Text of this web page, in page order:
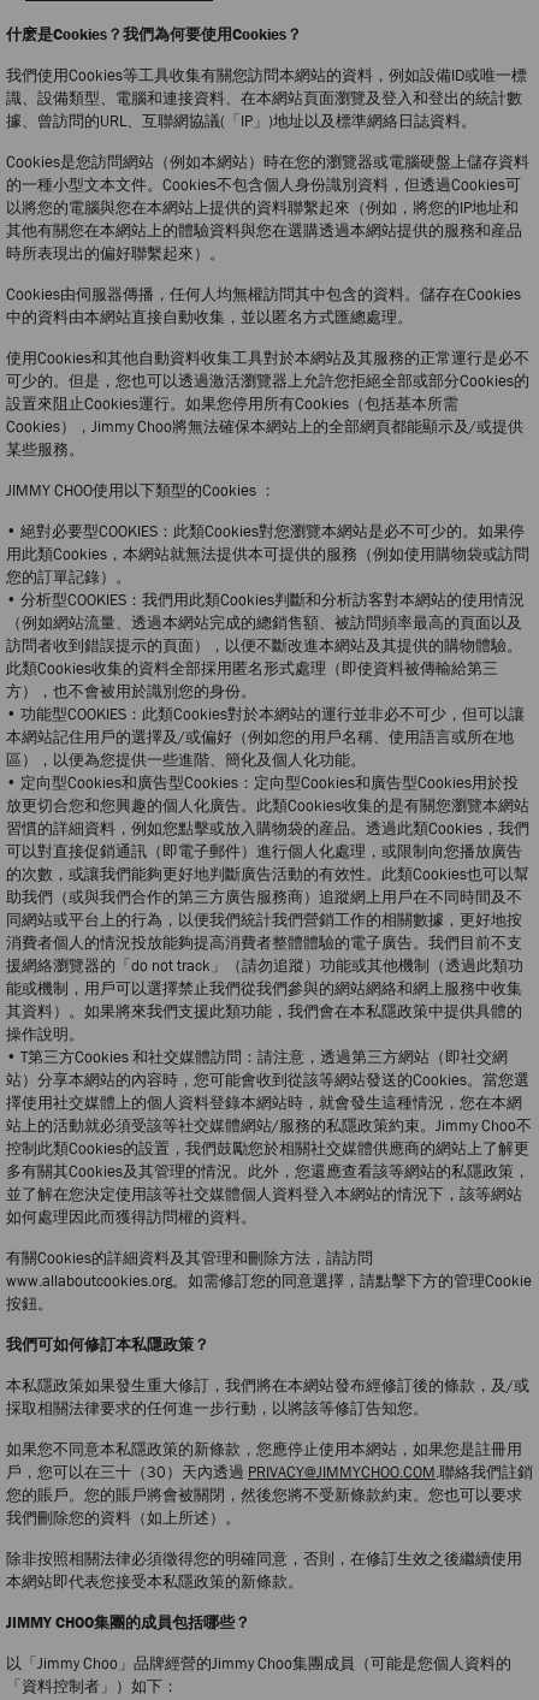
什麽是Cookies？我們為何要使用Cookies？
我們使用Cookies等工具收集有關您訪問本網站的資料，例如設備ID或唯一標
識、設備類型、電腦和連接資料、在本網站頁面瀏覽及登入和登出的統計數
據、曾訪問的URL、互聯網協議(「IP」)地址以及標準網絡日誌資料。
Cookies是您訪問網站（例如本網站）時在您的瀏覽器或電腦硬盤上儲存資料
的一種小型文本文件。Cookies不包含個人身份識別資料，但透過Cookies可
以將您的電腦與您在本網站上提供的資料聯繫起來（例如，將您的IP地址和
其他有關您在本網站上的體驗資料與您在選購透過本網站提供的服務和産品
時所表現出的偏好聯繫起來）。
Cookies由伺服器傳播，任何人均無權訪問其中包含的資料。儲存在Cookies
中的資料由本網站直接自動收集，並以匿名方式匯總處理。
使用Cookies和其他自動資料收集工具對於本網站及其服務的正常運行是必不
可少的。但是，您也可以透過激活瀏覽器上允許您拒絕全部或部分Cookies的
設置來阻止Cookies運行。如果您停用所有Cookies（包括基本所需
Cookies），Jimmy Choo將無法確保本網站上的全部網頁都能顯示及/或提供
某些服務。
JIMMY CHOO使用以下類型的Cookies ：
• 絕對必要型COOKIES：此類Cookies對您瀏覽本網站是必不可少的。如果停
用此類Cookies，本網站就無法提供本可提供的服務（例如使用購物袋或訪問
您的訂單記錄）。
• 分析型COOKIES：我們用此類Cookies判斷和分析訪客對本網站的使用情況
（例如網站流量、透過本網站完成的總銷售額、被訪問頻率最高的頁面以及
訪問者收到錯誤提示的頁面），以便不斷改進本網站及其提供的購物體驗。
此類Cookies收集的資料全部採用匿名形式處理（即使資料被傳輸給第三
方），也不會被用於識別您的身份。
• 功能型COOKIES：此類Cookies對於本網站的運行並非必不可少，但可以讓
本網站記住用戶的選擇及/或偏好（例如您的用戶名稱、使用語言或所在地
區），以便為您提供一些進階、簡化及個人化功能。
• 定向型Cookies和廣告型Cookies：定向型Cookies和廣告型Cookies用於投
放更切合您和您興趣的個人化廣告。此類Cookies收集的是有關您瀏覽本網站
習慣的詳細資料，例如您點擊或放入購物袋的産品。透過此類Cookies，我們
可以對直接促銷通訊（即電子郵件）進行個人化處理，或限制向您播放廣告
的次數，或讓我們能夠更好地判斷廣告活動的有效性。此類Cookies也可以幫
助我們（或與我們合作的第三方廣告服務商）追蹤網上用戶在不同時間及不
同網站或平台上的行為，以便我們統計我們營銷工作的相關數據，更好地按
消費者個人的情況投放能夠提高消費者整體體驗的電子廣告。我們目前不支
援網絡瀏覽器的「do not track」（請勿追蹤）功能或其他機制（透過此類功
能或機制，用戶可以選擇禁止我們從我們參與的網站網絡和網上服務中收集
其資料）。如果將來我們支援此類功能，我們會在本私隱政策中提供具體的
操作說明。
• T第三方Cookies 和社交媒體訪問：請注意，透過第三方網站（即社交網
站）分享本網站的內容時，您可能會收到從該等網站發送的Cookies。當您選
擇使用社交媒體上的個人資料登錄本網站時，就會發生這種情況，您在本網
站上的活動就必須受該等社交媒體網站/服務的私隱政策約束。Jimmy Choo不
控制此類Cookies的設置，我們鼓勵您於相關社交媒體供應商的網站上了解更
多有關其Cookies及其管理的情況。此外，您還應查看該等網站的私隱政策，
並了解在您決定使用該等社交媒體個人資料登入本網站的情況下，該等網站
如何處理因此而獲得訪問權的資料。
有關Cookies的詳細資料及其管理和刪除方法，請訪問
www.allaboutcookies.org。如需修訂您的同意選擇，請點擊下方的管理Cookie
按鈕。
我們可如何修訂本私隱政策？
本私隱政策如果發生重大修訂，我們將在本網站發布經修訂後的條款，及/或
採取相關法律要求的任何進一步行動，以將該等修訂告知您。
如果您不同意本私隱政策的新條款，您應停止使用本網站，如果您是註冊用
戶，您可以在三十（30）天內透過 PRIVACY@JIMMYCHOO.COM.聯絡我們註銷
您的賬戶。您的賬戶將會被關閉，然後您將不受新條款約束。您也可以要求
我們刪除您的資料（如上所述）。
除非按照相關法律必須徵得您的明確同意，否則，在修訂生效之後繼續使用
本網站即代表您接受本私隱政策的新條款。
JIMMY CHOO集團的成員包括哪些？
以「Jimmy Choo」品牌經營的Jimmy Choo集團成員（可能是您個人資料的
「資料控制者」）如下：